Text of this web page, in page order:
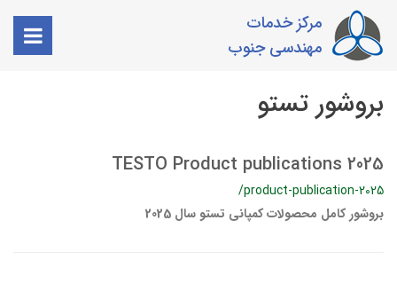
مرکز خدمات
مهندسی جنوب
بروشور تستو
TESTO Product publications 2025
/product-publication-2025
بروشور کامل محصولات کمپانی تستو سال 2025